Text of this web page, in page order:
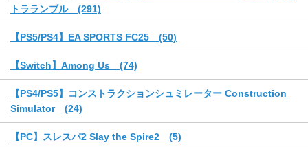
トラランブル (291)
【PS5/PS4】EA SPORTS FC25 (50)
【Switch】Among Us (74)
【PS4/PS5】コンストラクションシュミレーター Construction
Simulator (24)
【PC】スレスパ2 Slay the Spire2 (5)